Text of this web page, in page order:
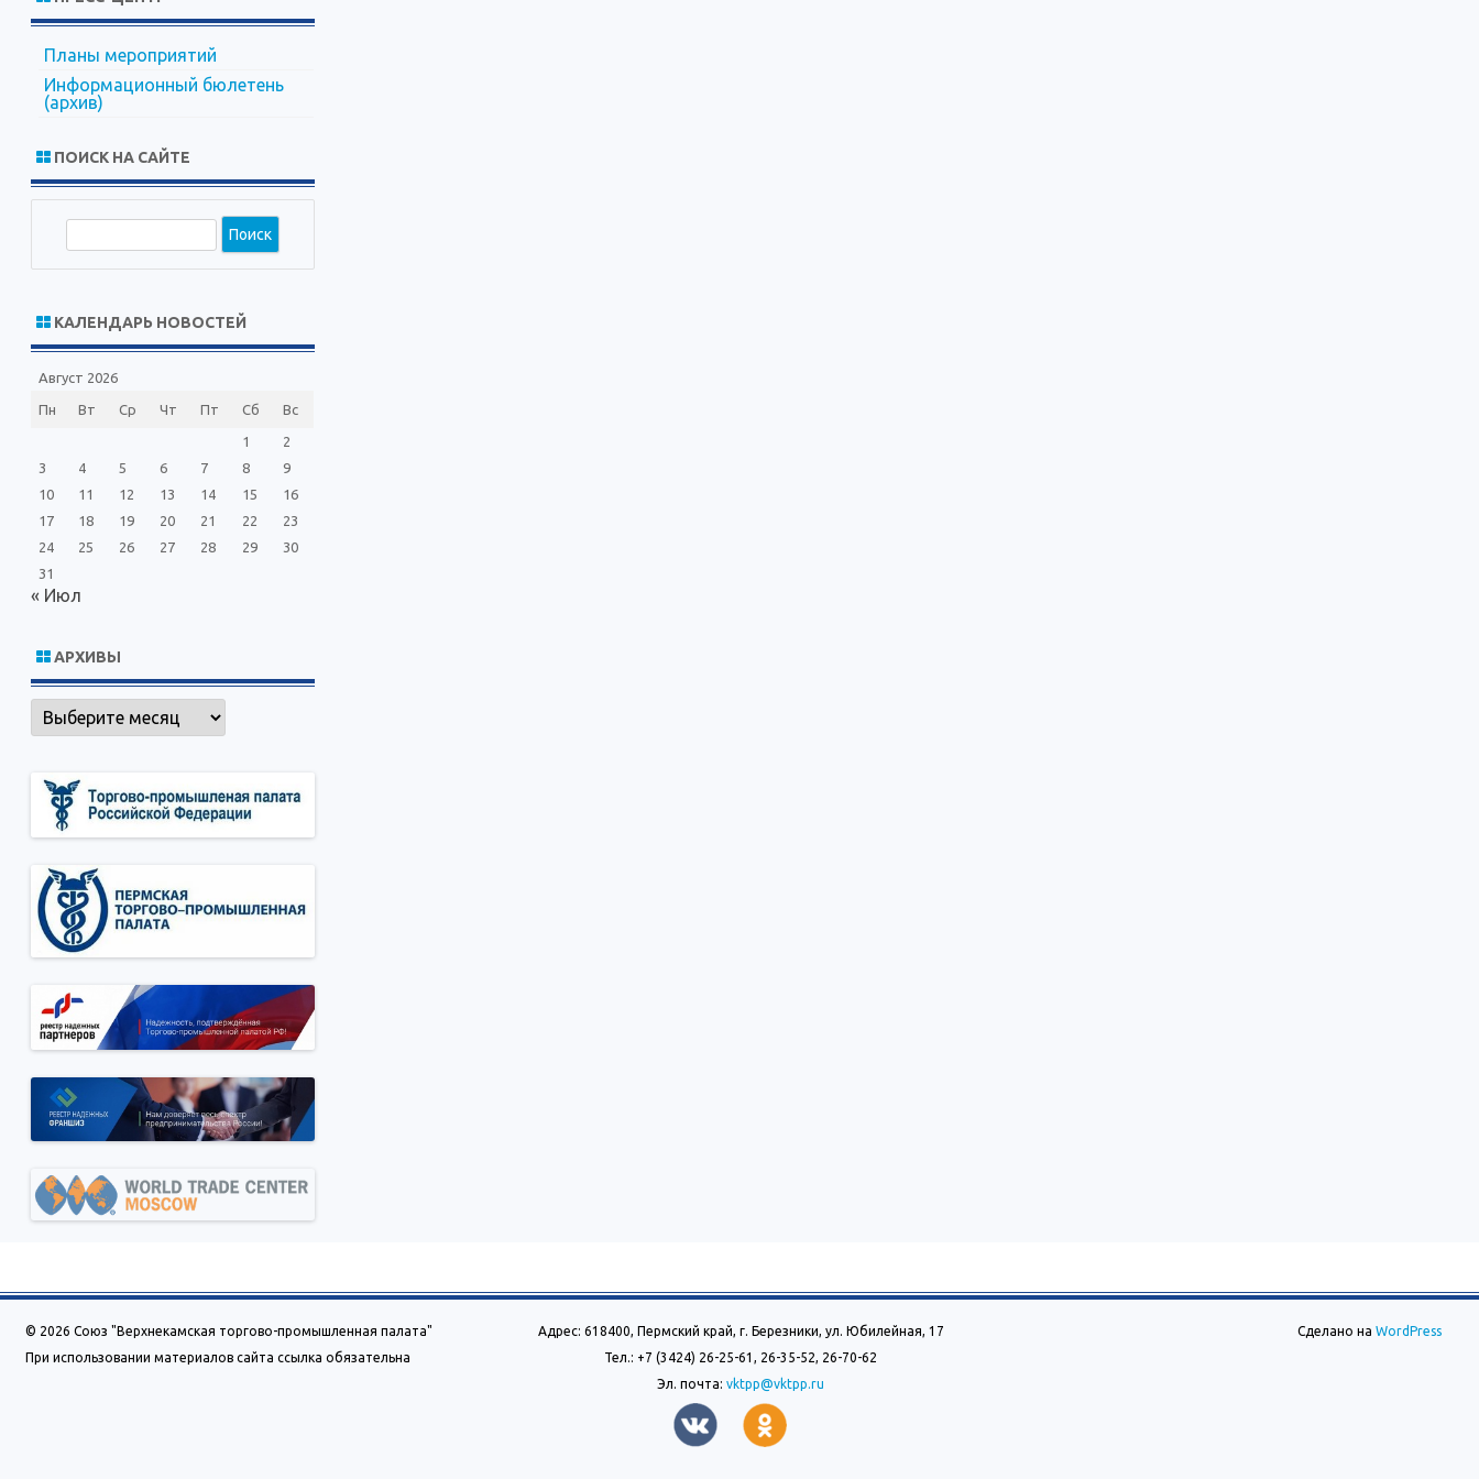
Планы мероприятий
Информационный бюлетень
(архив)
ПОИСК НА САЙТЕ
КАЛЕНДАРЬ НОВОСТЕЙ
Август 2026
Пн Вт Ср Чт Пт Сб Вс
1
2
3
4 5 6 7 8
9
10
11 12 13 14 15
16
17
18 19 20 21 22
23
24
25 26 27 28 29
30
31
« Июл
АРХИВЫ
Архивы
© 2026 Союз "Верхнекамская торгово-промышленная палата"
При использовании материалов сайта ссылка обязательна
Адрес: 618400, Пермский край, г. Березники, ул. Юбилейная, 17
Тел.: +7 (3424) 26-25-61, 26-35-52, 26-70-62
Эл. почта:vktpp@vktpp.ru
Сделано на WordPress